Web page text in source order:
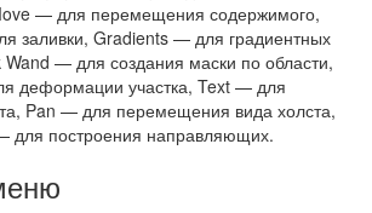
— для перемещения содержимого,
заливки, Gradients — для градиентных
Wand — для создания маски по области,
деформации участка, Text — для
Pan — для перемещения вида холста,
для построения направляющих.